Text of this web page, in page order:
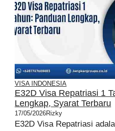
VISA INDONESIA
E32D Visa Repatriasi 1
Lengkap, Syarat Terbaru
17/05/2026Rizky
E32D Visa Repatriasi